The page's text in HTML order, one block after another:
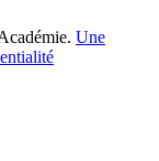
Une